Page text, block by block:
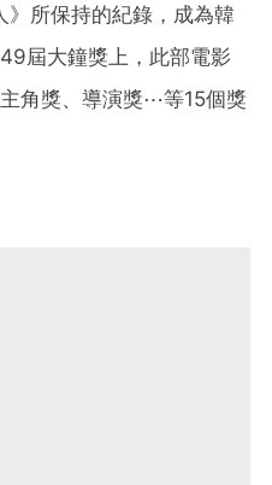
所保持的紀錄，成為韓
屆大鐘獎上，此部電影
角獎、導演獎⋯等15個獎